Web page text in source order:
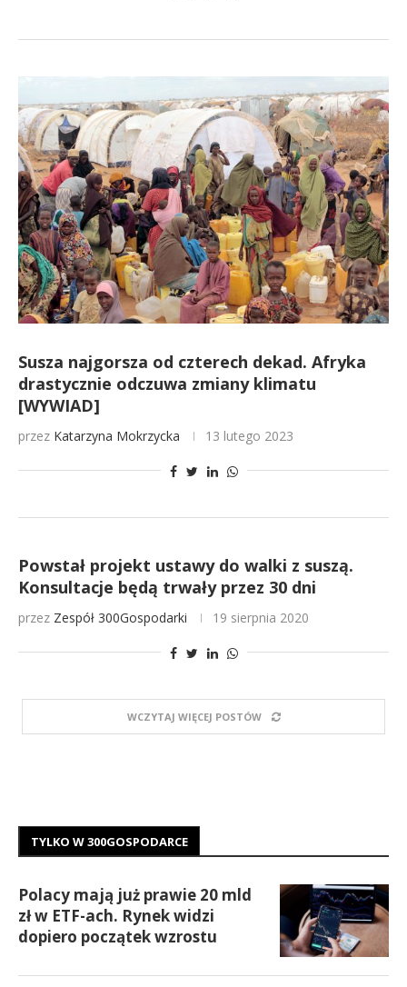
Susza najgorsza od czterech dekad. Afryka
drastycznie odczuwa zmiany klimatu
[WYWIAD]
przez Katarzyna Mokrzycka 13 lutego 2023
Powstał projekt ustawy do walki z suszą.
Konsultacje będą trwały przez 30 dni
przez Zespół 300Gospodarki 19 sierpnia 2020
WCZYTAJ WIĘCEJ POSTÓW
TYLKO W 300GOSPODARCE
Polacy mają już prawie 20 mld
zł w ETF-ach. Rynek widzi
dopiero początek wzrostu